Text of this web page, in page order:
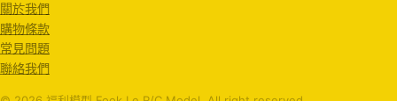
關於我們
購物條款
常見問題
聯絡我們